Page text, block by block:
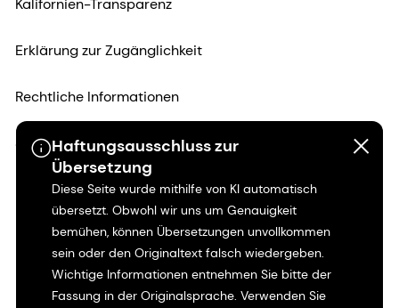
Haftungsausschluss zur
Übersetzung
Diese Seite wurde mithilfe von KI automatisch
übersetzt. Obwohl wir uns um Genauigkeit
bemühen, können Übersetzungen unvollkommen
sein oder den Originaltext falsch wiedergeben.
Wichtige Informationen entnehmen Sie bitte der
Fassung in der Originalsprache. Verwenden Sie
Kalifornien-Transparenz
Erklärung zur Zugänglichkeit
Rechtliche Informationen
Sitemap